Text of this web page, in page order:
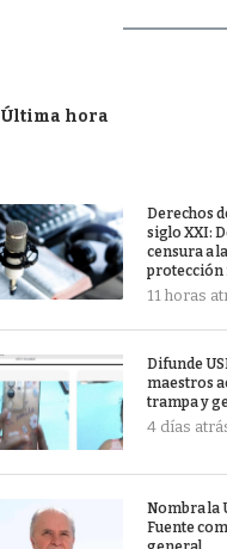
Última hora
Derechos
siglo XXI:
censura a
protección
11 horas
Difunde
maestros
trampa y
4 días
Nombra la
Fuente